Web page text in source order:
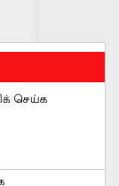
செய்க